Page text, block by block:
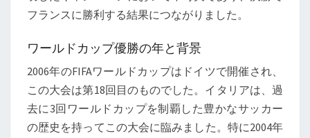
フランスに勝利する結果につながりました。
ワールドカップ優勝の年と背景
2006年のFIFAワールドカップはドイツで開催され、
この大会は第18回目のものでした。イタリアは、過
去に3回ワールドカップを制覇した豊かなサッカー
の歴史を持ってこの大会に臨みました。特に2004年